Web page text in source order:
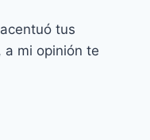
tus
a mi opinión te